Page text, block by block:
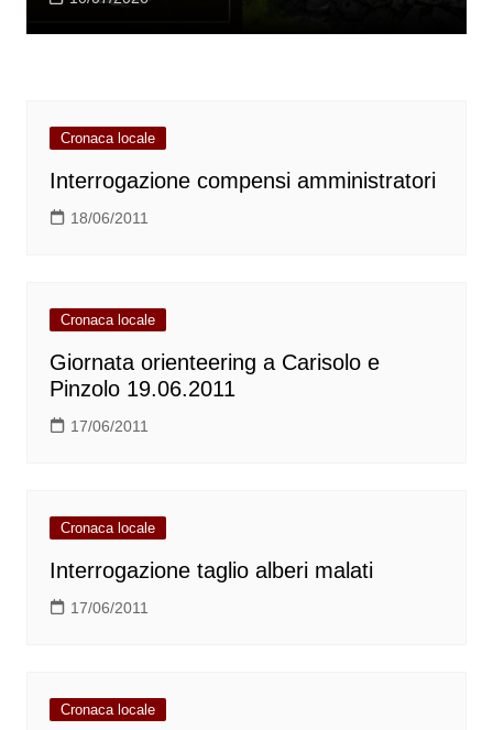
Cronaca locale
Interrogazione compensi amministratori
18/06/2011
Cronaca locale
Giornata orienteering a Carisolo e
Pinzolo 19.06.2011
17/06/2011
Cronaca locale
Interrogazione taglio alberi malati
17/06/2011
Cronaca locale